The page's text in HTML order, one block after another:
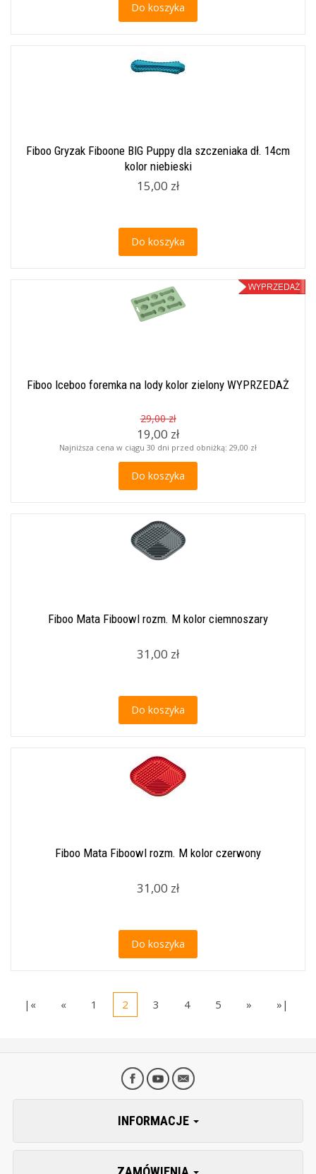
Do koszyka
Fiboo Gryzak Fiboone BIG Puppy dla szczeniaka dł. 14cm
kolor niebieski
15,00 zł
Do koszyka
Fiboo Iceboo foremka na lody kolor zielony WYPRZEDAŻ
29,00 zł
19,00 zł
Najniższa cena w ciągu 30 dni przed obniżką: 29,00 zł
Do koszyka
Fiboo Mata Fiboowl rozm. M kolor ciemnoszary
31,00 zł
Do koszyka
Fiboo Mata Fiboowl rozm. M kolor czerwony
31,00 zł
Do koszyka
|« « 1 2 3 4 5 » »|
INFORMACJE